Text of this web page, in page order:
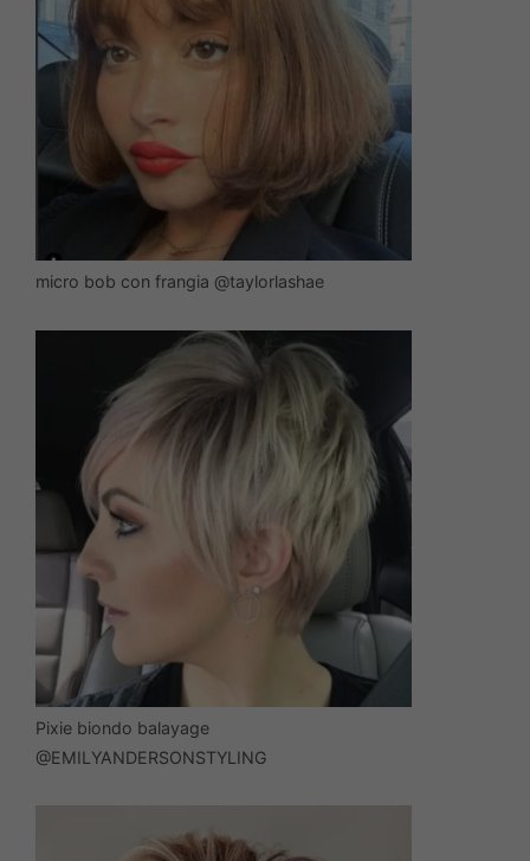
micro bob con frangia @taylorlashae
Pixie biondo balayage
@EMILYANDERSONSTYLING